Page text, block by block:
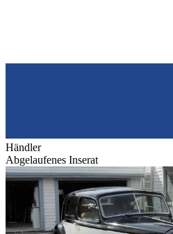
Händler
Abgelaufenes Inserat